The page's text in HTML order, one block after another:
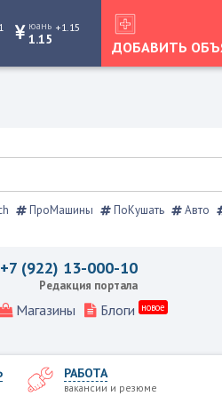
юань
1.15
+1.15
ДОБАВИТЬ
ПроМашины ПоКушать Авто
+7 (922) 13-000-10
Редакция портала
Магазины Блоги новое
РАБОТА
вакансии и резюме